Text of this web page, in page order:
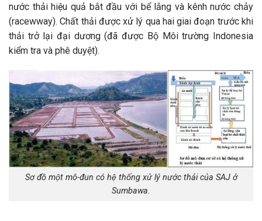
nước thải hiệu quả bắt đầu với bể lắng và kênh nước chảy
(racewway). Chất thải được xử lý qua hai giai đoạn trước khi
thải trở lại đại dương (đã được Bộ Môi trường Indonesia
kiểm tra và phê duyệt).
Sơ đồ một mô-đun có hệ thống xử lý nước thải của SAJ ở
Sumbawa.